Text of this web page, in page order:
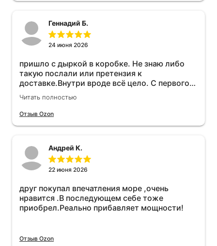
Геннадий Б.
24 июня 2026
пришло с дыркой в коробке. Не знаю либо
такую послали или претензия к
доставке.Внутри вроде всё цело. С первого
раза установить не получается не знаю
может интернет дурит. Четыре звёзды за
упаковку с дыркой.Как опробую дополню
всё установилось по работе устройства
дополню позже ещё не проехал 120
км.Дополняю после пробега 120 км
более энергичный расход не
увеличился.Всем рекомендую к покупке.
Читать полностью
Отзыв Ozon
Андрей К.
22 июня 2026
друг покупал впечатления море ,очень
нравится .В последующем себе тоже
приобрел.Реально прибавляет мощности!
Отзыв Ozon